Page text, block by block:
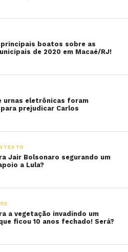
boatos sobre as
de 2020 em Macaé/RJ!
urnas eletrônicas foram
prejudicar Carlos
Jair Bolsonaro segurando um
a Lula?
a vegetação invadindo um
ficou 10 anos fechado! Será?